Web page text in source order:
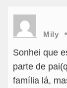
Mily
Sonhei que
parte de
família lá,